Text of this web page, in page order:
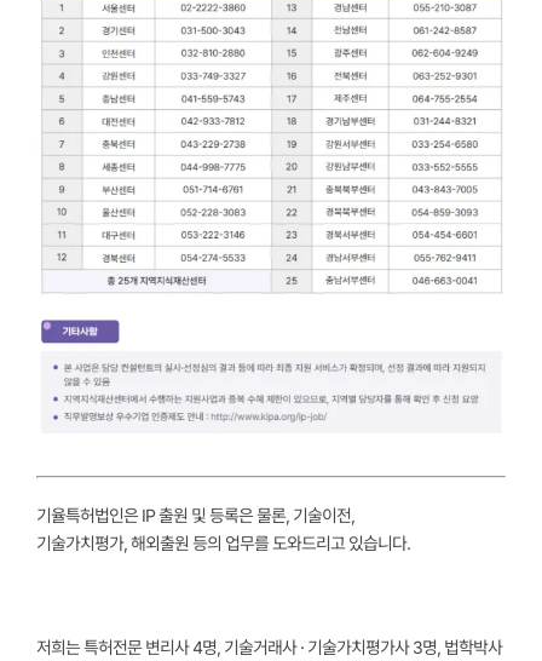
기율특허법인은IP 출원 및 등록은 물론,기술이전,
기술가치평가,해외출원 등의 업무를 도와드리고 있습니다.
저희는 특허전문 변리사 4명, 기술거래사 · 기술가치평가사 3명, 법학박사